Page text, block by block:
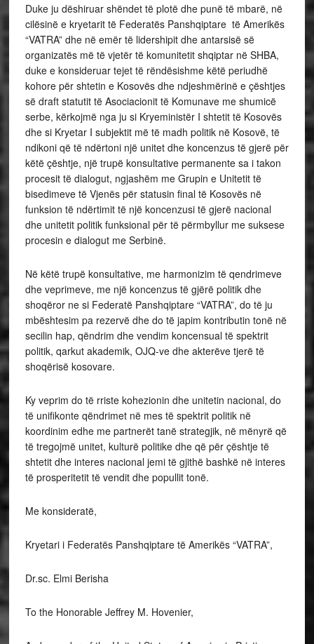
Duke ju dëshiruar shëndet të plotë dhe punë të mbarë, në
cilësinë e kryetarit të Federatës Panshqiptare të Amerikës
“VATRA” dhe në emër të lidershipit dhe antarsisë së
organizatës më të vjetër të komunitetit shqiptar në SHBA,
duke e konsideruar tejet të rëndësishme këtë periudhë
kohore për shtetin e Kosovës dhe ndjeshmërinë e çështjes
së draft statutit të Asociacionit të Komunave me shumicë
serbe, kërkojmë nga ju si Kryeministër I shtetit të Kosovës
dhe si Kryetar I subjektit më të madh politik në Kosovë, të
ndikoni që të ndërtoni një unitet dhe koncenzus të gjerë për
këtë çështje, një trupë konsultative permanente sa i takon
procesit të dialogut, ngjashëm me Grupin e Unitetit të
bisedimeve të Vjenës për statusin final të Kosovës në
funksion të ndërtimit të një koncenzusi të gjerë nacional
dhe unitetit politik funksional për të përmbyllur me suksese
procesin e dialogut me Serbinë.
Në këtë trupë konsultative, me harmonizim të qendrimeve
dhe veprimeve, me një koncenzus të gjërë politik dhe
shoqëror ne si Federatë Panshqiptare “VATRA”, do të ju
mbështesim pa rezervë dhe do të japim kontributin tonë në
secilin hap, qëndrim dhe vendim koncensual të spektrit
politik, qarkut akademik, OJQ-ve dhe akterëve tjerë të
shoqërisë kosovare.
Ky veprim do të rriste kohezionin dhe unitetin nacional, do
të unifikonte qëndrimet në mes të spektrit politik në
koordinim edhe me partnerët tanë strategjik, në mënyrë që
të tregojmë unitet, kulturë politike dhe që për çështje të
shtetit dhe interes nacional jemi të gjithë bashkë në interes
të prosperitetit të vendit dhe popullit tonë.
Me konsideratë,
Kryetari i Federatës Panshqiptare të Amerikës “VATRA”,
Dr.sc. Elmi Berisha
To the Honorable Jeffrey M. Hovenier,